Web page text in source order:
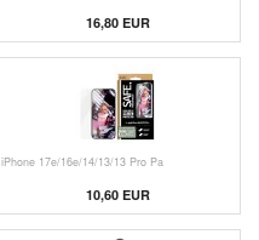
16,80 EUR
iPhone 17e/16e/14/13/13 Pro Pa
10,60 EUR